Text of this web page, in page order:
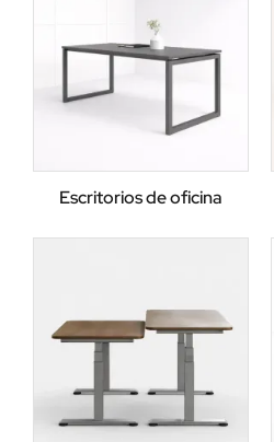
Escritorios de oficina